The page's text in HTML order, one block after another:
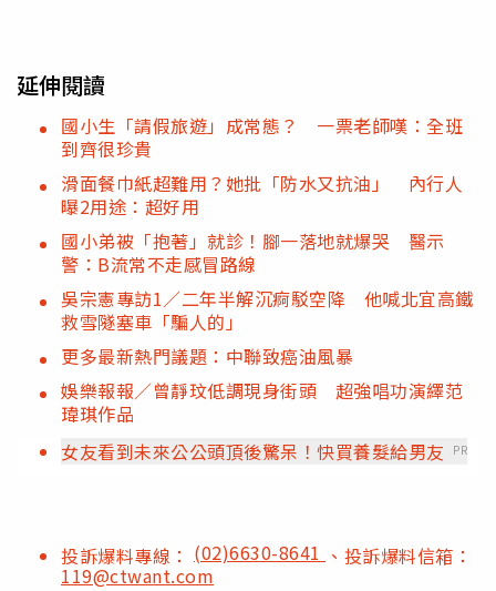
延伸閱讀
國小生「請假旅遊」成常態？ 一票老師嘆：全班
到齊很珍貴
滑面餐巾紙超難用？她批「防水又抗油」 內行人
曝2用途：超好用
國小弟被「抱著」就診！腳一落地就爆哭 醫示
警：B流常不走感冒路線
吳宗憲專訪1／二年半解沉痾駁空降 他喊北宜高鐵
救雪隧塞車「騙人的」
更多最新熱門議題：中聯致癌油風暴
娛樂報報／曾靜玟低調現身街頭 超強唱功演繹范
瑋琪作品
女友看到未來公公頭頂後驚呆！快買養髮給男友
PR
投訴爆料專線： (02)6630-8641 、投訴爆料信箱：
119@ctwant.com